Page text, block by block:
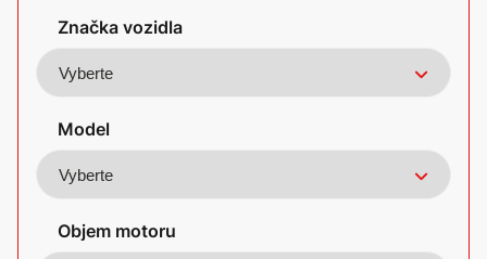
Značka vozidla
Model
Objem motoru